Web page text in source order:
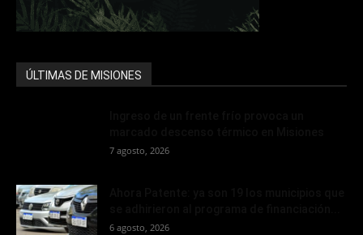
ÚLTIMAS DE MISIONES
7 agosto, 2026
6 agosto, 2026